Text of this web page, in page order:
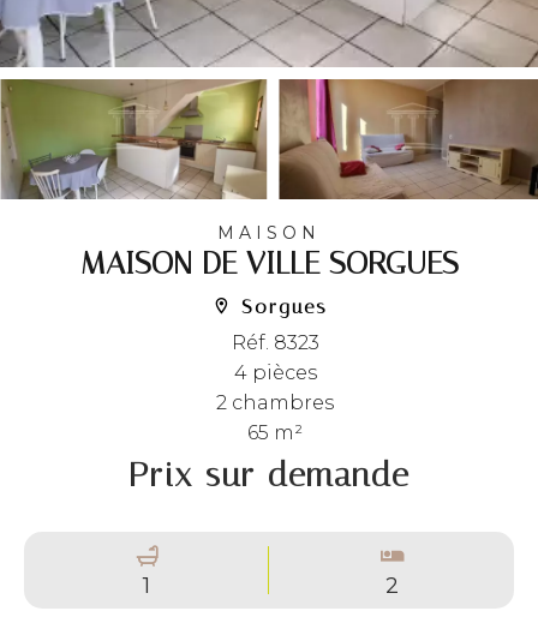
MAISON
MAISON DE VILLE SORGUES
Sorgues
Réf. 8323
4 pièces
2 chambres
65 m²
Prix sur demande
1 2